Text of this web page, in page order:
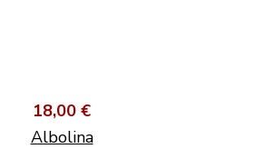
18,00 €
Albolina